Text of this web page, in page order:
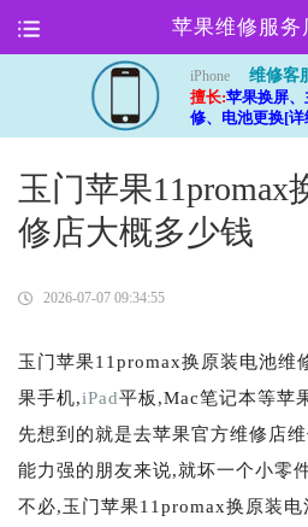
苹果维修服务
iPhone
维修客
擅长:苹果换屏、
修、电池更换[详
玉门苹果11promax
修店大概多少钱
2026-07-07 09:34:55
玉门苹果11promax换原装电池维
果手机,iPad平板,Mac笔记本等苹
先想到的就是去苹果官方维修店
能力强的朋友来说,就坏一个小零
不必,玉门苹果11promax换原装